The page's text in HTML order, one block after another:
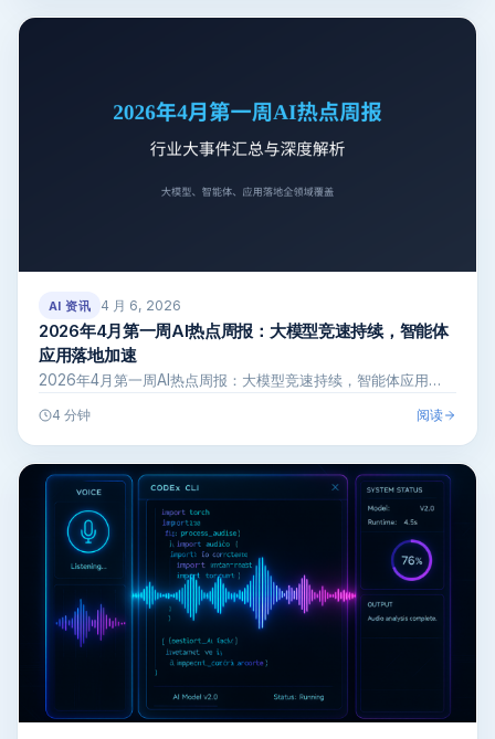
AI 资讯 4 月 6, 2026
2026年4月第一周AI热点周报：大模型竞速持续，智能体
应用落地加速
2026年4月第一周AI热点周报：大模型竞速持续，智能体应用…
4 分钟 阅读